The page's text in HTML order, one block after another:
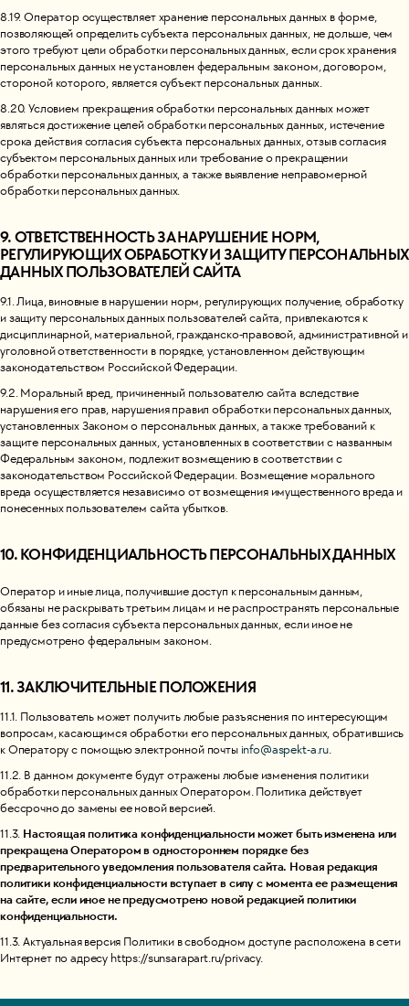
8.19. Оператор осуществляет хранение персональных данных в форме,
позволяющей определить субъекта персональных данных, не дольше, чем
этого требуют цели обработки персональных данных, если срок хранения
персональных данных не установлен федеральным законом, договором,
стороной которого, является субъект персональных данных.
8.20. Условием прекращения обработки персональных данных может
являться достижение целей обработки персональных данных, истечение
срока действия согласия субъекта персональных данных, отзыв согласия
субъектом персональных данных или требование о прекращении
обработки персональных данных, а также выявление неправомерной
обработки персональных данных.
9. ОТВЕТСТВЕННОСТЬ ЗА НАРУШЕНИЕ НОРМ,
РЕГУЛИРУЮЩИХ ОБРАБОТКУ И ЗАЩИТУ ПЕРСОНАЛЬНЫХ
ДАННЫХ ПОЛЬЗОВАТЕЛЕЙ САЙТА
9.1. Лица, виновные в нарушении норм, регулирующих получение, обработку
и защиту персональных данных пользователей сайта, привлекаются к
дисциплинарной, материальной, гражданско-правовой, административной и
уголовной ответственности в порядке, установленном действующим
законодательством Российской Федерации.
9.2. Моральный вред, причиненный пользователю сайта вследствие
нарушения его прав, нарушения правил обработки персональных данных,
установленных Законом о персональных данных, а также требований к
защите персональных данных, установленных в соответствии с названным
Федеральным законом, подлежит возмещению в соответствии с
законодательством Российской Федерации. Возмещение морального
вреда осуществляется независимо от возмещения имущественного вреда и
понесенных пользователем сайта убытков.
10. КОНФИДЕНЦИАЛЬНОСТЬ ПЕРСОНАЛЬНЫХ ДАННЫХ
Оператор и иные лица, получившие доступ к персональным данным,
обязаны не раскрывать третьим лицам и не распространять персональные
данные без согласия субъекта персональных данных, если иное не
предусмотрено федеральным законом.
11. ЗАКЛЮЧИТЕЛЬНЫЕ ПОЛОЖЕНИЯ
11.1. Пользователь может получить любые разъяснения по интересующим
вопросам, касающимся обработки его персональных данных, обратившись
к Оператору с помощью электронной почтыinfo@aspekt-a.ru.
11.2. В данном документе будут отражены любые изменения политики
обработки персональных данных Оператором. Политика действует
бессрочно до замены ее новой версией.
11.3. Настоящая политика конфиденциальности может быть изменена или
прекращена Оператором в одностороннем порядке без
предварительного уведомления пользователя сайта. Новая редакция
политики конфиденциальности вступает в силу с момента ее размещения
на сайте, если иное не предусмотрено новой редакцией политики
конфиденциальности.
11.3. Актуальная версия Политики в свободном доступе расположена в сети
Интернет по адресу https://sunsarapart.ru/privacy.